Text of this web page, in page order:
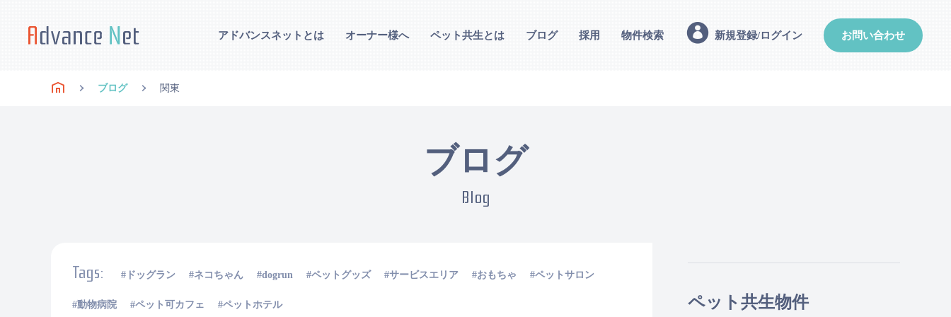
アドバンスネットとは オーナー様へ ペット共生とは ブログ 採用 物件検索 新規登録/ログイン お問い合わせ
ブログ 関東
ブログ
Blog
Tags: ドッグラン ネコちゃん dogrun ペットグッズ サービスエリア おもちゃ ペットサロン
動物病院 ペット可カフェ ペットホテル ペット共生物件